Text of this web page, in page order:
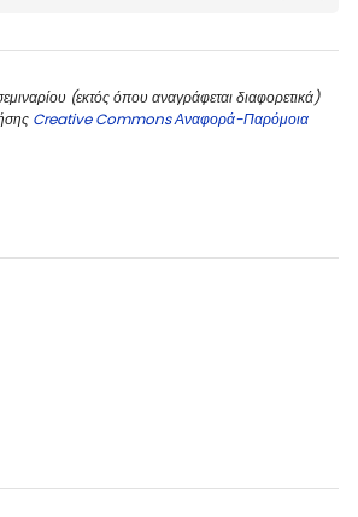
(εκτός όπου αναγράφεται διαφορετικά)
Creative Commons Αναφορά-Παρόμοια